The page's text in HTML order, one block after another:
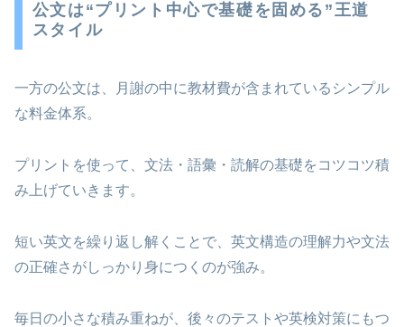
公文は“プリント中心で基礎を固める”王道
スタイル
一方の公文は、月謝の中に教材費が含まれているシンプル
な料金体系。
プリントを使って、文法・語彙・読解の基礎をコツコツ積
み上げていきます。
短い英文を繰り返し解くことで、英文構造の理解力や文法
の正確さがしっかり身につくのが強み。
毎日の小さな積み重ねが、後々のテストや英検対策にもつ